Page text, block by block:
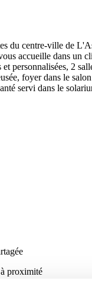
du centre-ville de
accueille dans un
personnalisées, 2
foyer dans le
servi dans le
proximité